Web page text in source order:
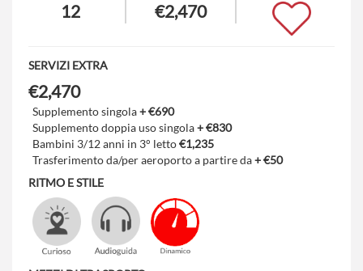
12 €2,470
SERVIZI EXTRA
€2,470
Supplemento singola+ €690
Supplemento doppia uso singola+ €830
Bambini 3/12 anni in 3° letto€1,235
Trasferimento da/per aeroporto a partire da+ €50
RITMO E STILE